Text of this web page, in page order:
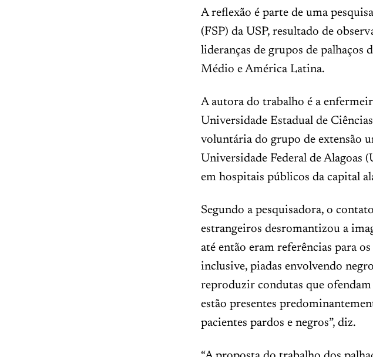
A reflexão é parte de uma
(FSP) da USP, resultado de
lideranças de grupos de
Médio e América Latina.
A autora do trabalho é a
Universidade Estadual de
voluntária do grupo de extensão
Universidade Federal de Alagoas
em hospitais públicos da capital
Segundo a pesquisadora, o
estrangeiros desromantizou a
até então eram referências para
inclusive, piadas envolvendo
reproduzir condutas que ofendam
estão presentes
pacientes pardos e negros”, diz.